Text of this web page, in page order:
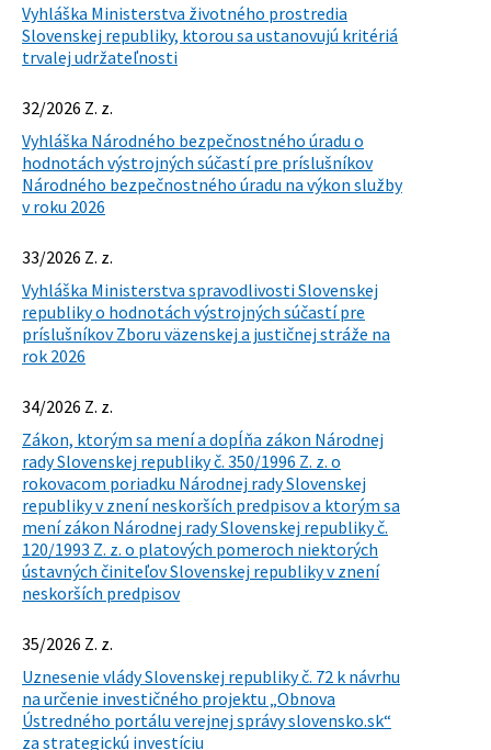
Vyhláška Ministerstva životného prostredia
Slovenskej republiky, ktorou sa ustanovujú kritériá
trvalej udržateľnosti
32/2026 Z. z.
Vyhláška Národného bezpečnostného úradu o
hodnotách výstrojných súčastí pre príslušníkov
Národného bezpečnostného úradu na výkon služby
v roku 2026
33/2026 Z. z.
Vyhláška Ministerstva spravodlivosti Slovenskej
republiky o hodnotách výstrojných súčastí pre
príslušníkov Zboru väzenskej a justičnej stráže na
rok 2026
34/2026 Z. z.
Zákon, ktorým sa mení a dopĺňa zákon Národnej
rady Slovenskej republiky č. 350/1996 Z. z. o
rokovacom poriadku Národnej rady Slovenskej
republiky v znení neskorších predpisov a ktorým sa
mení zákon Národnej rady Slovenskej republiky č.
120/1993 Z. z. o platových pomeroch niektorých
ústavných činiteľov Slovenskej republiky v znení
neskorších predpisov
35/2026 Z. z.
Uznesenie vlády Slovenskej republiky č. 72 k návrhu
na určenie investičného projektu „Obnova
Ústredného portálu verejnej správy slovensko.sk“
za strategickú investíciu